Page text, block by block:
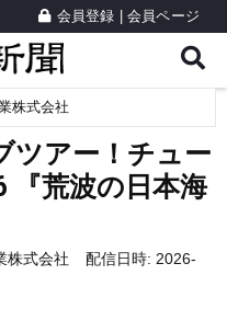
会員登録 会員ページ
株式会社
ツアー！チュー
『荒波の日本海
株式会社
配信日時: 2026-